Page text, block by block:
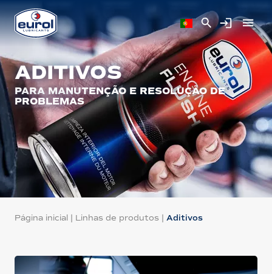
ADITIVOS
PARA MANUTENÇÃO E RESOLUÇÃO DE
PROBLEMAS
Página inicial | Linhas de produtos | Aditivos